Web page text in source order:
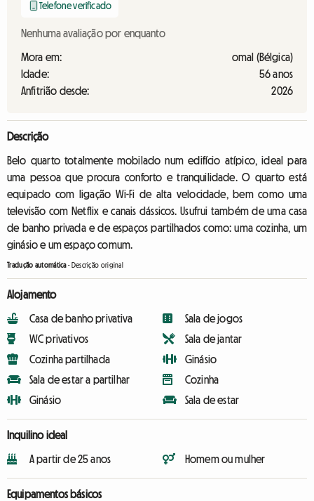
Telefone verificado
Nenhuma avaliação por enquanto
Mora em:
omal (Bélgica)
Idade:
56 anos
Anfitrião desde:
2026
Descrição
Belo quarto totalmente mobilado num edifício atípico, ideal para
uma pessoa que procura conforto e tranquilidade. O quarto está
equipado com ligação Wi-Fi de alta velocidade, bem como uma
televisão com Netflix e canais clássicos. Usufrui também de uma casa
de banho privada e de espaços partilhados como: uma cozinha, um
ginásio e um espaço comum.
Tradução automática- Descrição original
Alojamento
Casa de banho privativa
WC privativos
Cozinha partilhada
Sala de estar a partilhar
Ginásio
Sala de jogos
Sala de jantar
Ginásio
Cozinha
Sala de estar
Inquilino ideal
A partir de 25 anos Homem ou mulher
Equipamentos básicos